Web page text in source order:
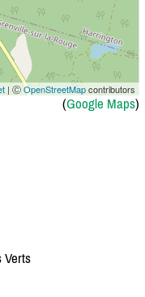
| ⒸOpenStreetMapcontributors
(Google Maps)
Verts